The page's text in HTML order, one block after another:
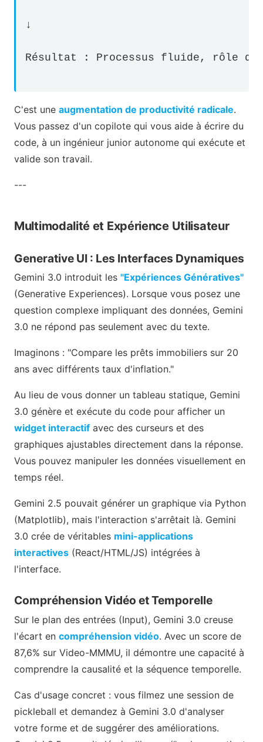
↓
Résultat : Processus fluide, rôle de
C'est une augmentation de productivité radicale.
Vous passez d'un copilote qui vous aide à écrire du
code, à un ingénieur junior autonome qui exécute et
valide son travail.
---
Multimodalité et Expérience Utilisateur
Generative UI : Les Interfaces Dynamiques
Gemini 3.0 introduit les "Expériences Génératives"
(Generative Experiences). Lorsque vous posez une
question complexe impliquant des données, Gemini
3.0 ne répond pas seulement avec du texte.
Imaginons : "Compare les prêts immobiliers sur 20
ans avec différents taux d'inflation."
Au lieu de vous donner un tableau statique, Gemini
3.0 génère et exécute du code pour afficher un
widget interactif avec des curseurs et des
graphiques ajustables directement dans la réponse.
Vous pouvez manipuler les données visuellement en
temps réel.
Gemini 2.5 pouvait générer un graphique via Python
(Matplotlib), mais l'interaction s'arrêtait là. Gemini
3.0 crée de véritables mini-applications
interactives (React/HTML/JS) intégrées à
l'interface.
Compréhension Vidéo et Temporelle
Sur le plan des entrées (Input), Gemini 3.0 creuse
l'écart en compréhension vidéo. Avec un score de
87,6% sur Video-MMMU, il démontre une capacité à
comprendre la causalité et la séquence temporelle.
Cas d'usage concret : vous filmez une session de
pickleball et demandez à Gemini 3.0 d'analyser
votre forme et de suggérer des améliorations.